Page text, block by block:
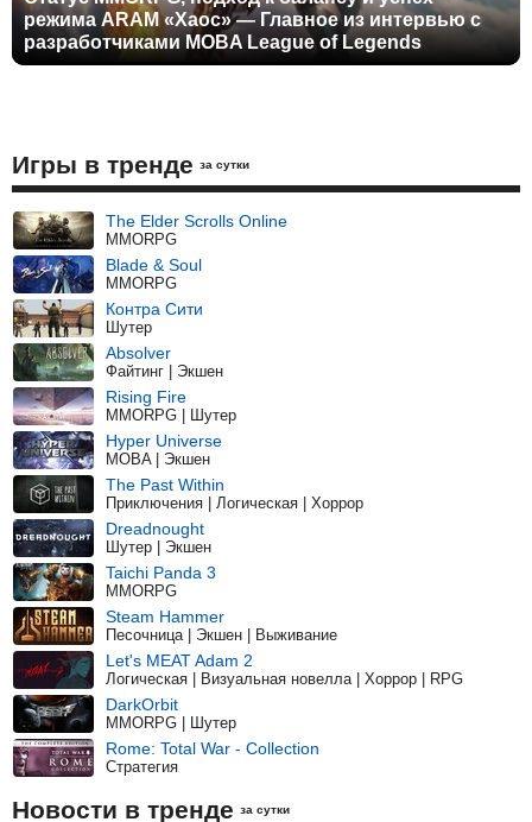
режима ARAM «Хаос» — Главное из интервью с
разработчиками MOBA League of Legends
Игры в тренде за сутки
The Elder Scrolls Online
MMORPG
Blade & Soul
MMORPG
Контра Сити
Шутер
Absolver
Файтинг | Экшен
Rising Fire
MMORPG | Шутер
Hyper Universe
MOBA | Экшен
The Past Within
Приключения | Логическая | Хоррор
Dreadnought
Шутер | Экшен
Taichi Panda 3
MMORPG
Steam Hammer
Песочница | Экшен | Выживание
Let's MEAT Adam 2
Логическая | Визуальная новелла | Хоррор | RPG
DarkOrbit
MMORPG | Шутер
Rome: Total War - Collection
Стратегия
Новости в тренде за сутки